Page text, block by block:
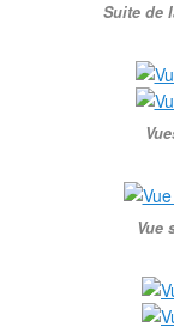
Suite de
Vue